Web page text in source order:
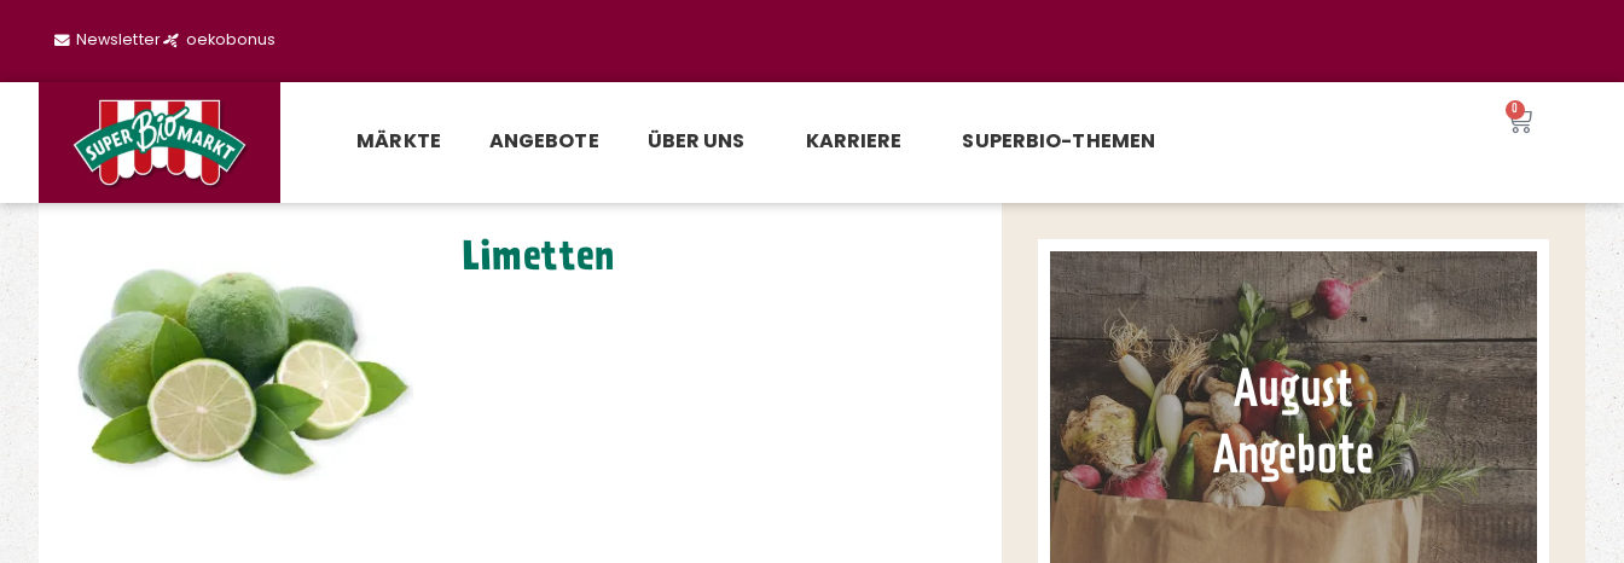
Newsletter oekobonus
MÄRKTE ANGEBOTE ÜBER UNS KARRIERE SUPERBIO-THEMEN
0
Limetten
August
Angebote